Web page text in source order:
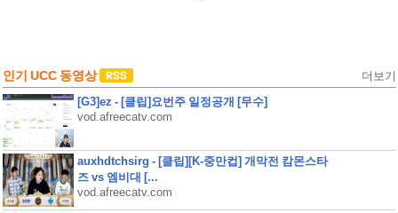
인기 UCC 동영상 더보기
[G3]ez - [클립]요번주 일정공개 [무수]
vod.afreecatv.com
auxhdtchsirg - [클립][K-중만컵] 개막전 캄몬스타
즈 vs 엠비대 [...
vod.afreecatv.com